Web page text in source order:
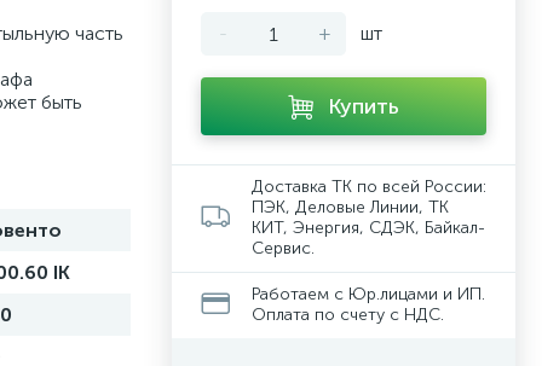
часть
быть
IK
- + шт
Купить
Доставка ТК по всей России:
ПЭК, Деловые Линии, ТК
КИТ, Энергия, СДЭК, Байкал-
Сервис.
Работаем с Юр.лицами и ИП.
Оплата по счету с НДС.